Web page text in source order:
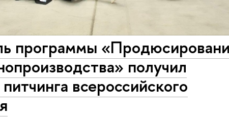
программы
получил
всероссийского